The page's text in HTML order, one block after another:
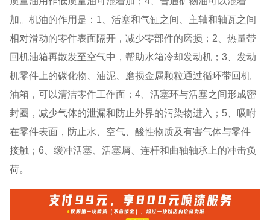
加。机油的作用是：1、活塞和气缸之间、主轴和轴瓦之间
相对滑动的零件表面隔开，减少零部件的磨损；2、热量带
回机油箱再散发至空气中，帮助水箱冷却发动机；3、发动
机零件上的碳化物、油泥、磨损金属颗粒通过循环带回机
油箱，可以清洁零件工作面；4、活塞环与活塞之间形成密
封圈，减少气体的泄漏和防止外界的污染物进入；5、吸咐
在零件表面，防止水、空气、酸性物质及有害气体与零件
接触；6、缓冲活塞、活塞屑、连杆和曲轴轴承上的冲击负
荷。